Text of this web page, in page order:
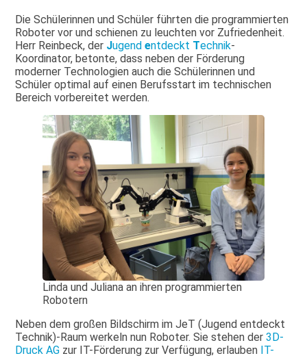
Die Schülerinnen und Schüler führten die programmierten
Roboter vor und schienen zu leuchten vor Zufriedenheit.
Herr Reinbeck, der Jugendentdeckt Technik-
Koordinator, betonte, dass neben der Förderung
moderner Technologien auch die Schülerinnen und
Schüler optimal auf einen Berufsstart im technischen
Bereich vorbereitet werden.
Linda und Juliana an ihren programmierten
Robotern
Neben dem großen Bildschirm im JeT (Jugend entdeckt
Technik)-Raum werkeln nun Roboter. Sie stehen der3D-
Druck AG zur IT-Förderung zur Verfügung, erlauben IT-